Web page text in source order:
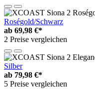
Roségold/Schwarz
ab 69,98 €*
2 Preise vergleichen
Silber
ab 79,98 €*
5 Preise vergleichen